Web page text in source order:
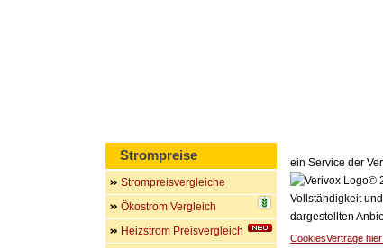
ein Service der
©
Vollständigkeit
dargestellten
CookiesVerträge
Strompreise
Strompreisvergleiche
Ökostrom Vergleich
Heizstrom Preisvergleich